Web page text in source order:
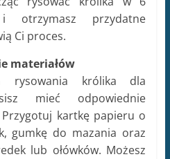
kształt ciała
ciała królika. Zastosuj
i owali, aby stworzyć
pupę. Nie martw się o
skup się tylko na